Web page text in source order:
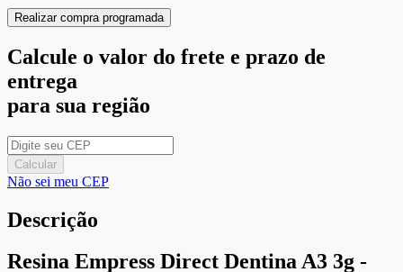
Realizar compra programada
Calcule o valor do frete e prazo de
entrega
para sua região
Calcular
Não sei meu CEP
Descrição
Resina Empress Direct Dentina A3 3g -